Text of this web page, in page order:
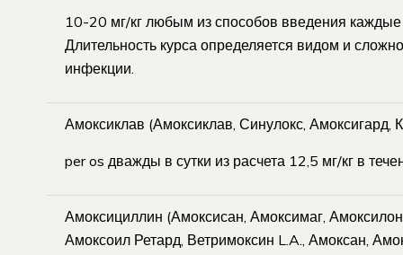
10-20 мг/кг любым из способов введения
Длительность курса определяется видом и
инфекции.
Амоксиклав (Амоксиклав, Синулокс, Амоксигард,
per os дважды в сутки из расчета 12,5 мг/кг в
Амоксициллин (Амоксисан, Амоксимаг,
Амоксоил Ретард, Ветримоксин L.A., Амоксан,